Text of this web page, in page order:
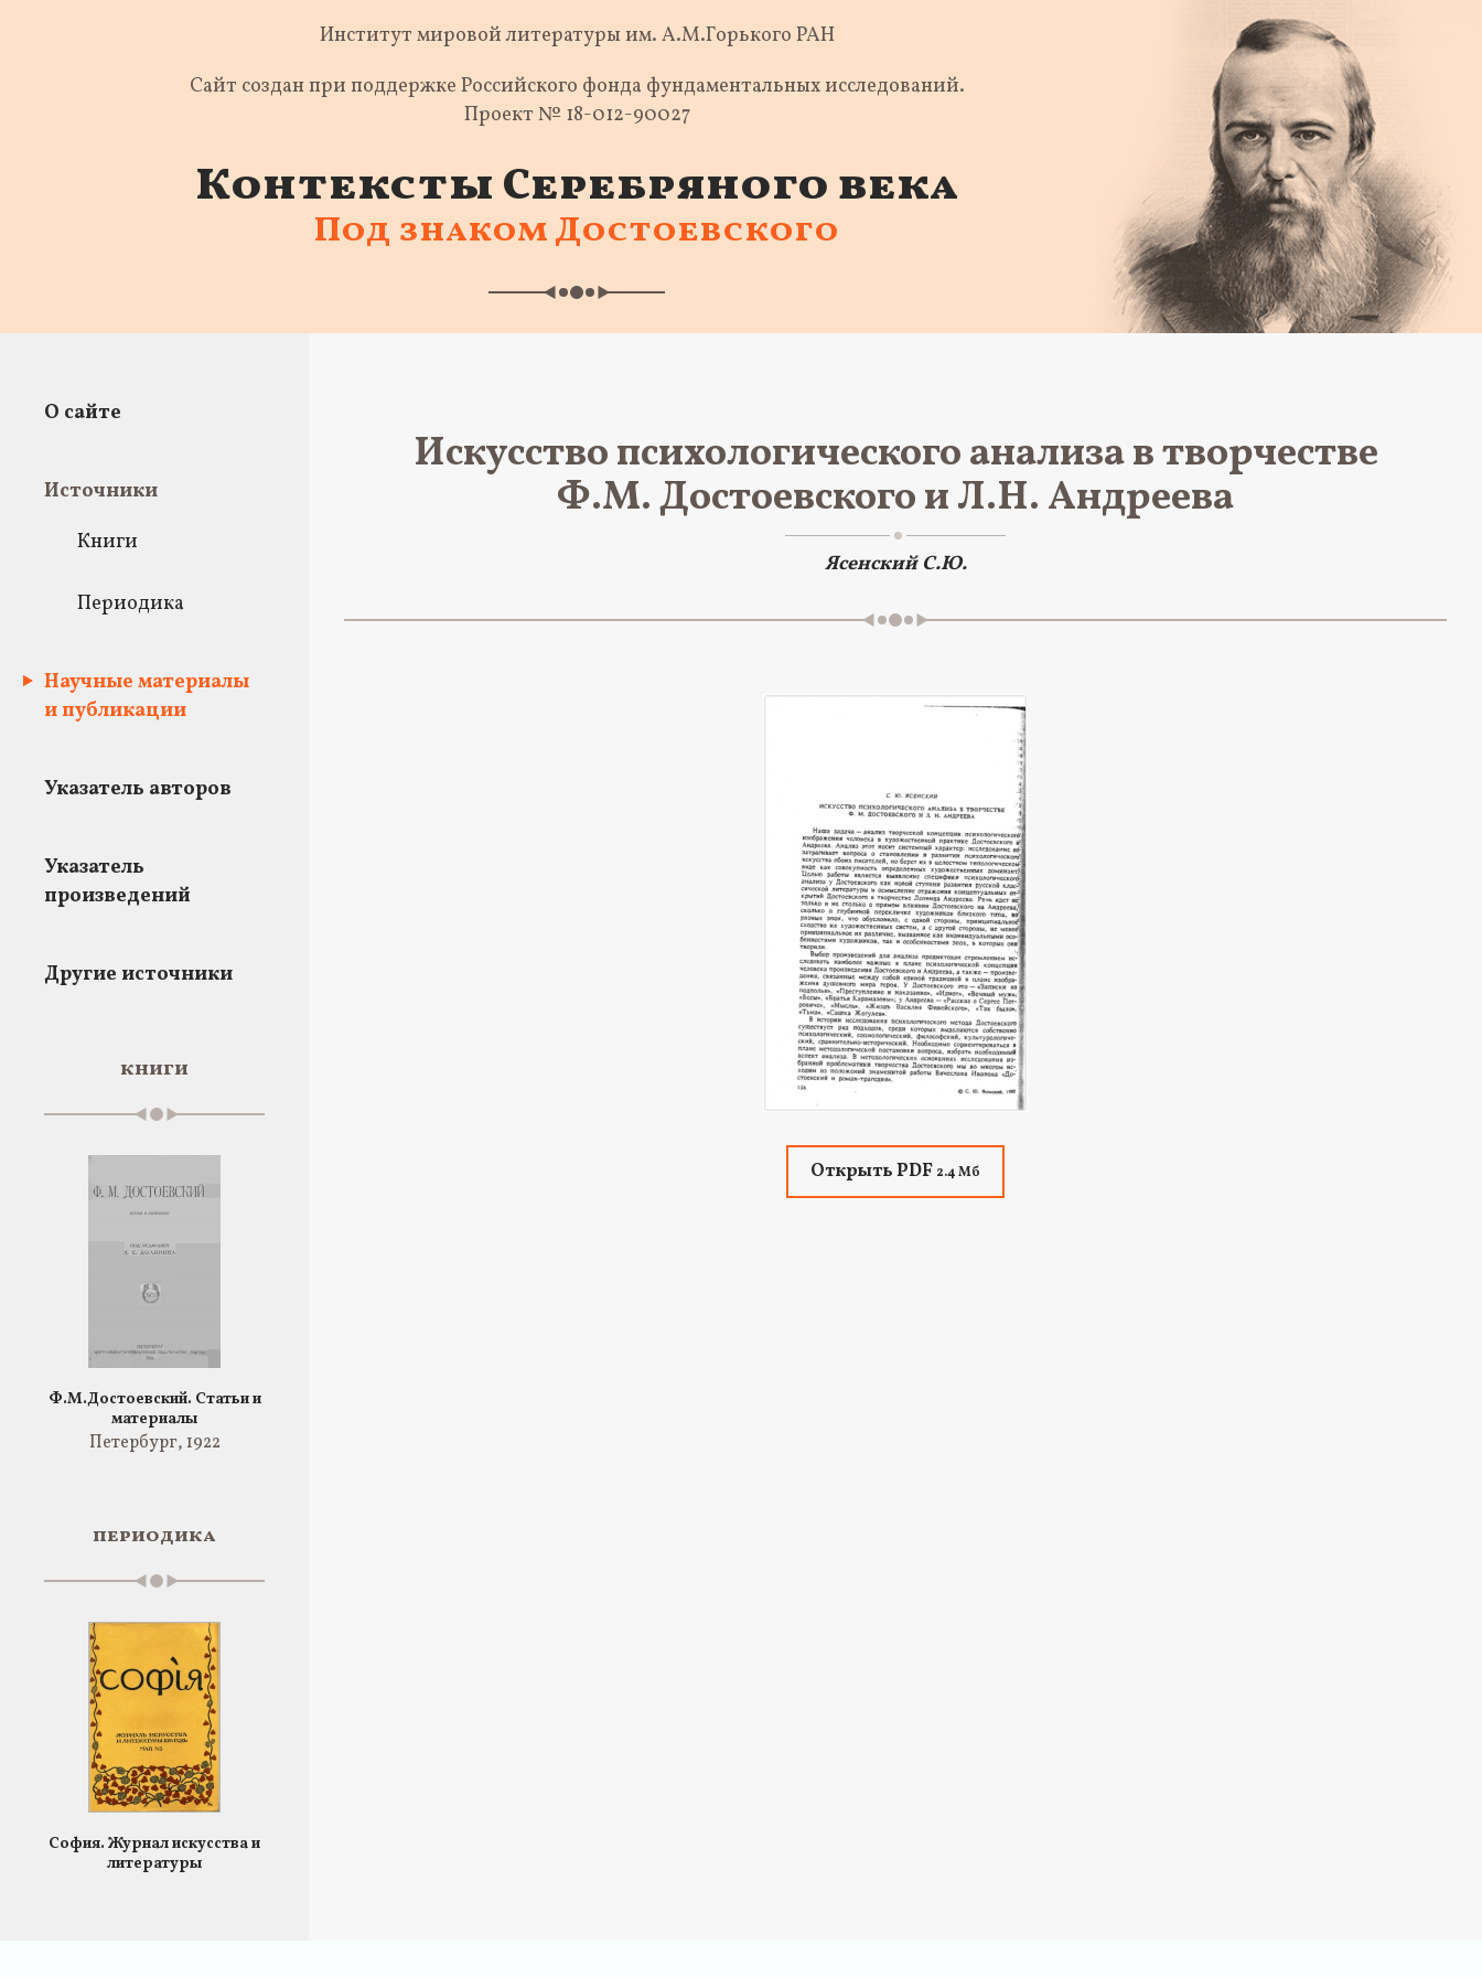
Институт мировой литературы им. А.М.Горького РАН
Сайт создан при поддержке Российского фонда фундаментальных исследований.
Проект № 18-012-90027
Контексты Серебряного века
Под знаком Достоевского
О сайте
Источники
Книги
Периодика
Научные материалы
и публикации
Указатель авторов
Указатель
произведений
Другие источники
книги
Ф.М.Достоевский. Статьи и
материалы
Петербург, 1922
периодика
София. Журнал искусства и
литературы
Искусство психологического анализа в творчестве
Ф.М. Достоевского и Л.Н. Андреева
Ясенский С.Ю.
Открыть PDF 2.4 Мб